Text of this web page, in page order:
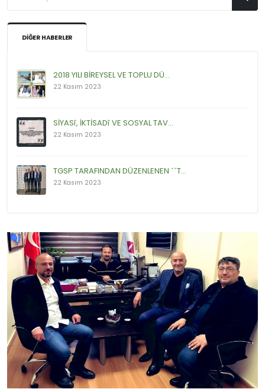
DIĞER HABERLER
2018 YILI BİREYSEL VE TOPLU DÜ...
22 Kasım 2023
SİYASî, İKTİSADî VE SOSYAL TAV...
22 Kasım 2023
TGSP TARAFINDAN DÜZENLENEN ´´T...
22 Kasım 2023